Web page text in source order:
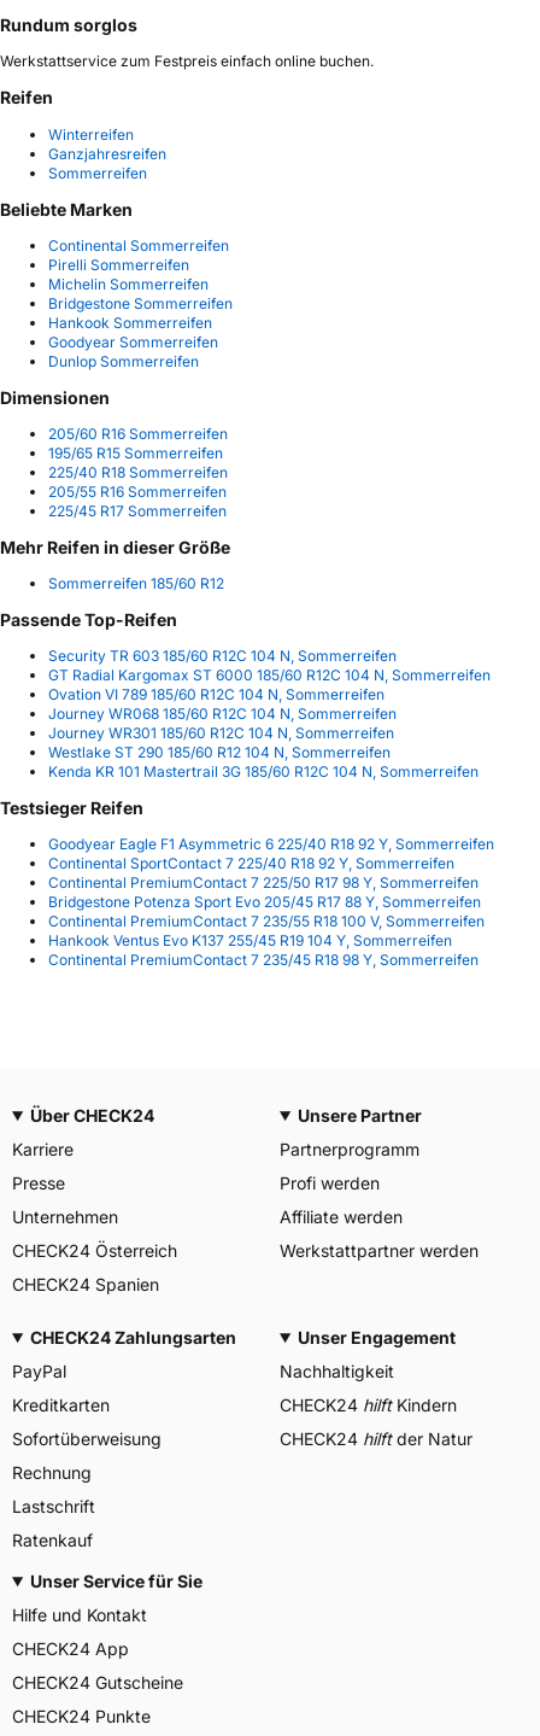
Rundum sorglos
Werkstattservice zum Festpreis einfach online buchen.
Reifen
Winterreifen
Ganzjahresreifen
Sommerreifen
Beliebte Marken
Continental Sommerreifen
Pirelli Sommerreifen
Michelin Sommerreifen
Bridgestone Sommerreifen
Hankook Sommerreifen
Goodyear Sommerreifen
Dunlop Sommerreifen
Dimensionen
205/60 R16 Sommerreifen
195/65 R15 Sommerreifen
225/40 R18 Sommerreifen
205/55 R16 Sommerreifen
225/45 R17 Sommerreifen
Mehr Reifen in dieser Größe
Sommerreifen 185/60 R12
Passende Top-Reifen
Security TR 603 185/60 R12C 104 N, Sommerreifen
GT Radial Kargomax ST 6000 185/60 R12C 104 N, Sommerreifen
Ovation VI 789 185/60 R12C 104 N, Sommerreifen
Journey WR068 185/60 R12C 104 N, Sommerreifen
Journey WR301 185/60 R12C 104 N, Sommerreifen
Westlake ST 290 185/60 R12 104 N, Sommerreifen
Kenda KR 101 Mastertrail 3G 185/60 R12C 104 N, Sommerreifen
Testsieger Reifen
Goodyear Eagle F1 Asymmetric 6 225/40 R18 92 Y, Sommerreifen
Continental SportContact 7 225/40 R18 92 Y, Sommerreifen
Continental PremiumContact 7 225/50 R17 98 Y, Sommerreifen
Bridgestone Potenza Sport Evo 205/45 R17 88 Y, Sommerreifen
Continental PremiumContact 7 235/55 R18 100 V, Sommerreifen
Hankook Ventus Evo K137 255/45 R19 104 Y, Sommerreifen
Continental PremiumContact 7 235/45 R18 98 Y, Sommerreifen
Über CHECK24
Karriere
Presse
Unternehmen
CHECK24 Österreich
CHECK24 Spanien
Unsere Partner
Partnerprogramm
Profi werden
Affiliate werden
Werkstattpartner werden
CHECK24 Zahlungsarten
PayPal
Kreditkarten
Sofortüberweisung
Rechnung
Lastschrift
Ratenkauf
Unser Engagement
Nachhaltigkeit
CHECK24 hilftKindern
CHECK24 hilftder Natur
Unser Service für Sie
Hilfe und Kontakt
CHECK24 App
CHECK24 Gutscheine
CHECK24 Punkte